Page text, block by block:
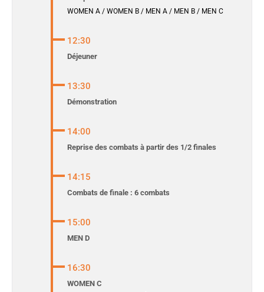
WOMEN A / WOMEN B / MEN A / MEN B / MEN C
12:30
Déjeuner
13:30
Démonstration
14:00
Reprise des combats à partir des 1/2 finales
14:15
Combats de finale : 6 combats
15:00
MEN D
16:30
WOMEN C